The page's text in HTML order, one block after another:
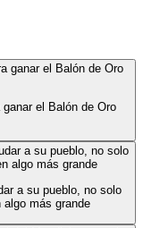
el Balón de Oro
a su pueblo, no solo
más grande